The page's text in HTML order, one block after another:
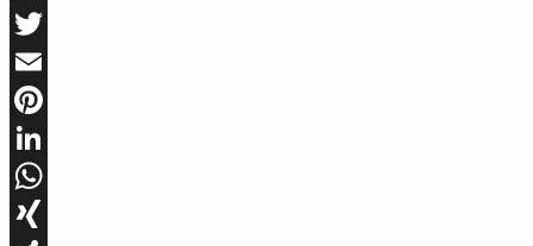
Facebook
Twitter
Email
Pinterest
LinkedIn
WhatsApp